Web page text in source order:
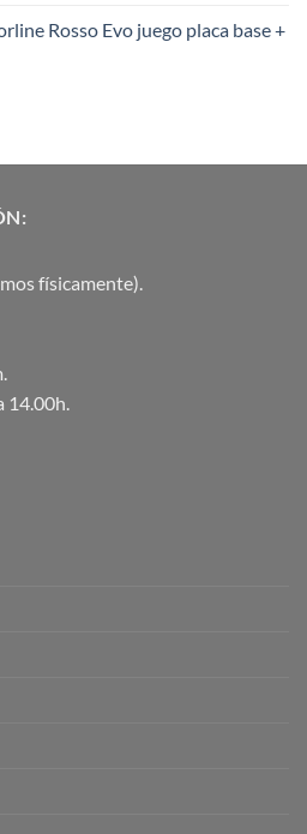
Rosso Evo juego placa base +
físicamente).
14.00h.